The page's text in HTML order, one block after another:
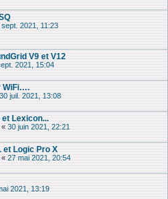
sept. 2021, 11:23
V9 et V12
2021, 15:04
WiFi….
30 juil. 2021, 13:08
Lexicon...
« 30 juin 2021, 22:21
et Logic Pro X
« 27 mai 2021, 20:54
2021, 13:19